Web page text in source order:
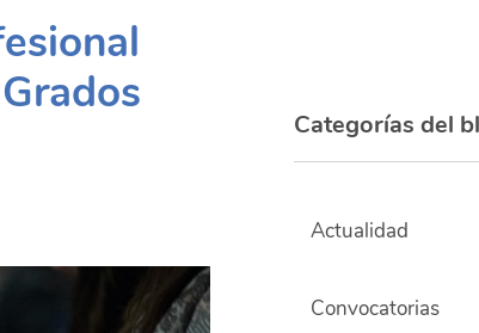
Categorías del
Actualidad
Convocatorias